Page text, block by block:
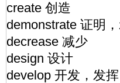
create 创造
demonstrate 证明
decrease 减少
design 设计
develop 开发，发挥